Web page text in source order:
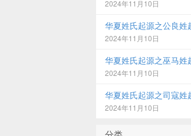
2024年11月10日
华夏姓氏起源之公良姓
2024年11月10日
华夏姓氏起源之巫马姓
2024年11月10日
华夏姓氏起源之司寇姓
2024年11月10日